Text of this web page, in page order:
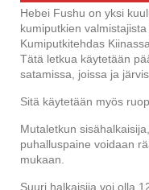
Hebei Fushu on yksi
kumiputkien
Kumiputkitehdas
Tätä letkua käytetään
satamissa, joissa ja
Sitä käytetään myös
Mutaletkun
puhalluspaine voidaan
mukaan.
Suuri halkaisija voi olla